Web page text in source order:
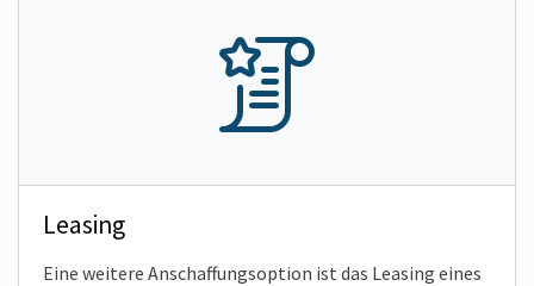
Leasing
Eine weitere Anschaffungsoption ist das Leasing eines